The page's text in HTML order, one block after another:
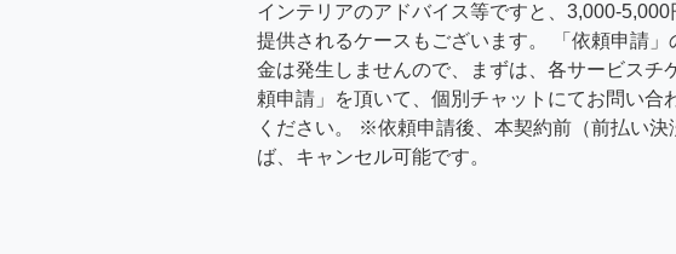
インテリアのアドバイス等ですと、3,000-5,000
提供されるケースもございます。 「依頼申請」
金は発生しませんので、まずは、各サービスチ
頼申請」を頂いて、個別チャットにてお問い合
ください。 ※依頼申請後、本契約前（前払い決
ば、キャンセル可能です。